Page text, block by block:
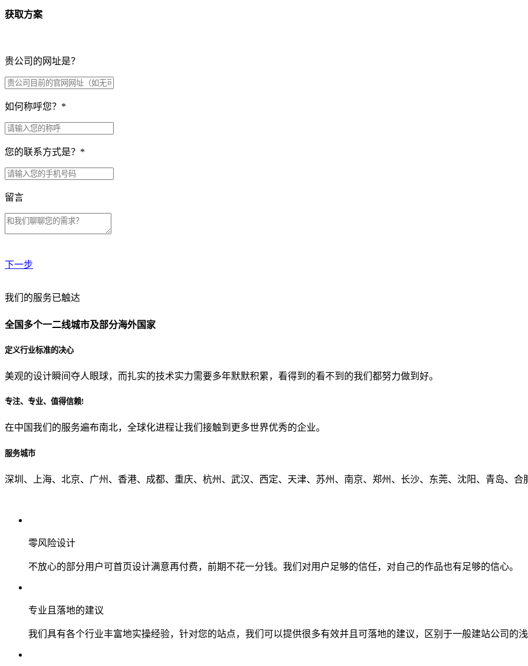
获取方案
贵公司的网址是？
如何称呼您？ *
您的联系方式是？ *
留言
下一步
贵公司预算范围是？
贵公司的团队规模是？
从哪里了解到我们？
我们的服务已触达
全国多个一二线城市及部分海外国家
定义行业标准的决心
美观的设计瞬间夺人眼球，而扎实的技术实力需要多年默默积累，看得到的看不到的我们都努力做到好。
专注、专业、值得信赖!
在中国我们的服务遍布南北，全球化进程让我们接触到更多世界优秀的企业。
服务城市
深圳、上海、北京、广州、香港、成都、重庆、杭州、武汉、西定、天津、苏州、南京、郑州、长沙、东莞、沈阳、青岛、合
零风险设计
不放心的部分用户可首页设计满意再付费，前期不花一分钱。我们对用户足够的信任，对自己的作品也有足够的信心。
专业且落地的建议
我们具有各个行业丰富地实操经验，针对您的站点，我们可以提供很多有效并且可落地的建议，区别于一般建站公司的